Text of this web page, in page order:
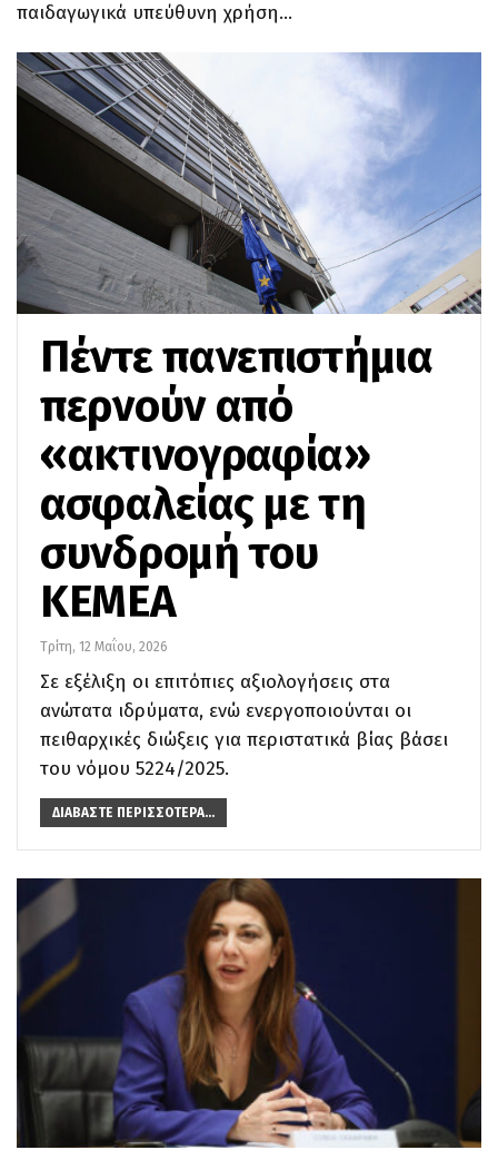
παιδαγωγικά υπεύθυνη χρήση…
Πέντε πανεπιστήμια
περνούν από
«ακτινογραφία»
ασφαλείας με τη
συνδρομή του
ΚΕΜΕΑ
Τρίτη, 12 Μαΐου, 2026
Σε εξέλιξη οι επιτόπιες αξιολογήσεις στα
ανώτατα ιδρύματα, ενώ ενεργοποιούνται οι
πειθαρχικές διώξεις για περιστατικά βίας βάσει
του νόμου 5224/2025.
ΔΙΑΒΆΣΤΕ ΠΕΡΙΣΣΌΤΕΡΑ...